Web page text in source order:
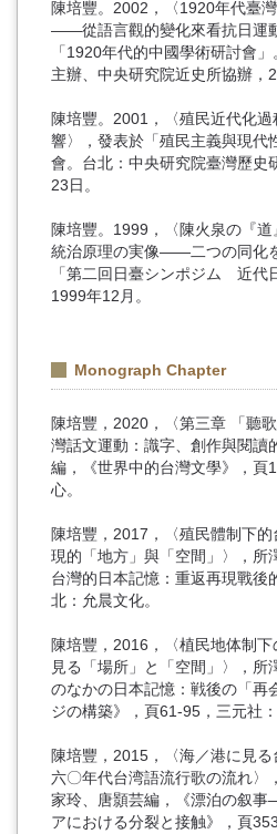
陳培豐。2002，〈1920年代臺
――從語言觀的變化來看抗日運
「1920年代的中國學術研討會
主辦、中央研究院近史所協辦，
陳培豐。2001，〈殖民近代化
響〉，發表於「殖民主義與現代
會。台北：中央研究院臺灣歷史
23日。
陳培豐。1999，〈陳火泉の『
統治原理の実像――二つの同化
「第二回日臺シンポジム 近代
1999年12月。
Monograph Chapter
陳培豐，2020，〈第三章 「聽
灣話文運動：識字、創作與閱讀
編，《世界中的台灣文學》，頁
心。
陳培豐，2017，〈殖民體制下
現的「地方」與「空間」〉，所
台灣的日本記憶：重返再現戰後
北：允晨文化。
陳培豐，2016，〈植民地体制
見る「場所」と「空間」〉，所
のなかの日本記憶：戦後の「再
ジの構築》，頁61-95，三元社：
陳培豐，2015，〈海／港に見
六〇年代台湾語流行歌の流れ〉
家玲、唐顥芸編，《漂泊の叙
アにおける分裂と接触》，頁